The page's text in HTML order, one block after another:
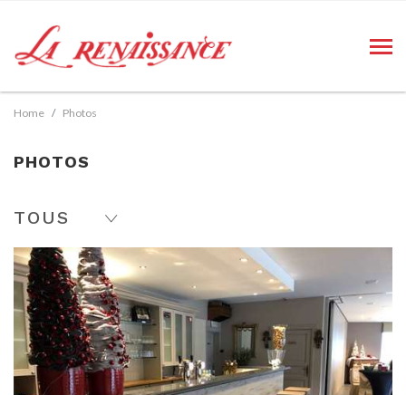
Home Photos
PHOTOS
TOUS